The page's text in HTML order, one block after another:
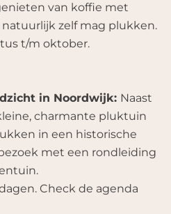
van koffie met
zelf mag plukken.
t/m oktober.
in Noordwijk: Naast
charmante pluktuin
in een historische
met een rondleiding
Check de agenda